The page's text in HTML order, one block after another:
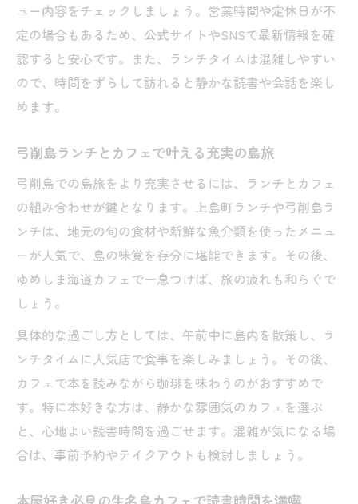
ュー内容をチェックしましょう。営業時間や定休日が不
定の場合もあるため、公式サイトやSNSで最新情報を確
認すると安心です。また、ランチタイムは混雑しやすい
ので、時間をずらして訪れると静かな読書や会話を楽し
めます。
弓削島ランチとカフェで叶える充実の島旅
弓削島での島旅をより充実させるには、ランチとカフェ
の組み合わせが鍵となります。上島町ランチや弓削島ラ
ンチは、地元の旬の食材や新鮮な魚介類を使ったメニュ
ーが人気で、島の味覚を存分に堪能できます。その後、
ゆめしま海道カフェで一息つけば、旅の疲れも和らぐで
しょう。
具体的な過ごし方としては、午前中に島内を散策し、ラ
ンチタイムに人気店で食事を楽しみましょう。その後、
カフェで本を読みながら珈琲を味わうのがおすすめで
す。特に本好きな方は、静かな雰囲気のカフェを選ぶ
と、心地よい読書時間を過ごせます。混雑が気になる場
合は、事前予約やテイクアウトも検討しましょう。